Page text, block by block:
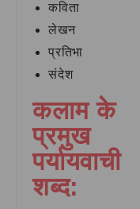
कविता
लेखन
प्रतिभा
संदेश
कलाम के
प्रमुख
पर्यायवाची
शब्द: